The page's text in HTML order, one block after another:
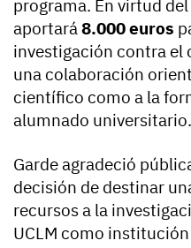
programa. En virtud
aportará8.000 euros
investigación contra el
una colaboración
científico como a la
alumnado universitario.
Garde agradeció
decisión de destinar
recursos a la
UCLM como